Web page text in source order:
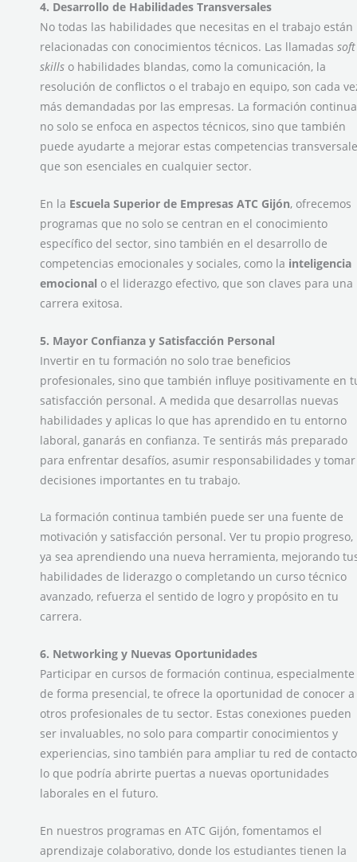
4. Desarrollo de Habilidades Transversales
No todas las habilidades que necesitas en el trabajo están
relacionadas con conocimientos técnicos. Las llamadas soft
skills o habilidades blandas, como la comunicación, la
resolución de conflictos o el trabajo en equipo, son cada
más demandadas por las empresas. La formación continua
no solo se enfoca en aspectos técnicos, sino que también
puede ayudarte a mejorar estas competencias
que son esenciales en cualquier sector.
En la Escuela Superior de Empresas ATC Gijón, ofrecemos
programas que no solo se centran en el conocimiento
específico del sector, sino también en el desarrollo de
competencias emocionales y sociales, como la inteligencia
emocional o el liderazgo efectivo, que son claves para una
carrera exitosa.
5. Mayor Confianza y Satisfacción Personal
Invertir en tu formación no solo trae beneficios
profesionales, sino que también influye positivamente en
satisfacción personal. A medida que desarrollas nuevas
habilidades y aplicas lo que has aprendido en tu entorno
laboral, ganarás en confianza. Te sentirás más preparado
para enfrentar desafíos, asumir responsabilidades y tomar
decisiones importantes en tu trabajo.
La formación continua también puede ser una fuente de
motivación y satisfacción personal. Ver tu propio progreso,
ya sea aprendiendo una nueva herramienta, mejorando
habilidades de liderazgo o completando un curso técnico
avanzado, refuerza el sentido de logro y propósito en tu
carrera.
6. Networking y Nuevas Oportunidades
Participar en cursos de formación continua, especialmente
de forma presencial, te ofrece la oportunidad de conocer a
otros profesionales de tu sector. Estas conexiones pueden
ser invaluables, no solo para compartir conocimientos y
experiencias, sino también para ampliar tu red de
lo que podría abrirte puertas a nuevas oportunidades
laborales en el futuro.
En nuestros programas en ATC Gijón, fomentamos el
aprendizaje colaborativo, donde los estudiantes tienen la